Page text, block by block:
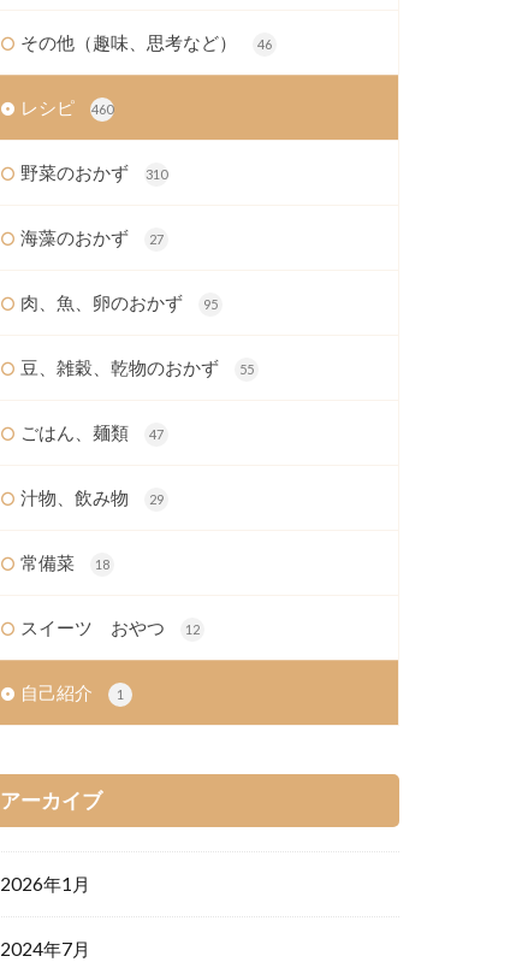
その他（趣味、思考など） 46
レシピ 460
野菜のおかず 310
海藻のおかず 27
肉、魚、卵のおかず 95
豆、雑穀、乾物のおかず 55
ごはん、麺類 47
汁物、飲み物 29
常備菜 18
スイーツ おやつ 12
自己紹介 1
アーカイブ
2026年1月
2024年7月